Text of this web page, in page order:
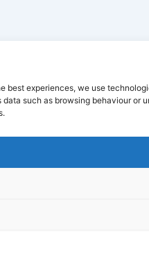
best experiences, we use
data such as browsing behaviour or